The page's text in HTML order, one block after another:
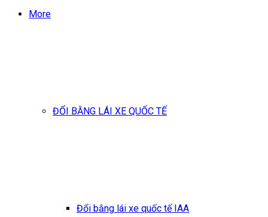
More
ĐỔI BẰNG LÁI XE QUỐC TẾ
Đổi bằng lái xe quốc tế IAA